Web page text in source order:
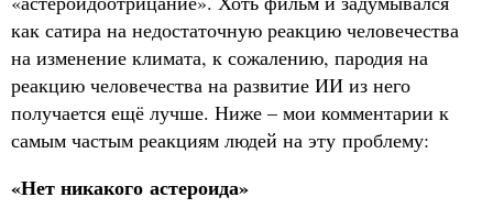
как сатира на недостаточную реакцию человечества
на изменение климата, к сожалению, пародия на
реакцию человечества на развитие ИИ из него
получается ещё лучше. Ниже – мои комментарии к
самым частым реакциям людей на эту проблему:
«Нет никакого астероида»